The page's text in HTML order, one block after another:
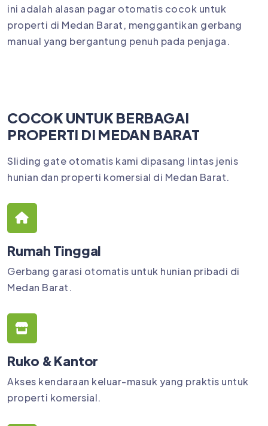
ini adalah alasan pagar otomatis cocok untuk
properti di Medan Barat, menggantikan gerbang
manual yang bergantung penuh pada penjaga.
COCOK UNTUK BERBAGAI
PROPERTI DI MEDAN BARAT
Sliding gate otomatis kami dipasang lintas jenis
hunian dan properti komersial di Medan Barat.
Rumah Tinggal
Gerbang garasi otomatis untuk hunian pribadi di
Medan Barat.
Ruko & Kantor
Akses kendaraan keluar-masuk yang praktis untuk
properti komersial.